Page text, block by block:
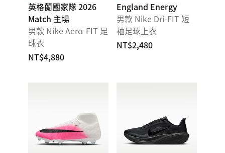
英格蘭國家隊 2026
Match 主場
男款 Nike Aero-FIT 足
球衣
NT$4,880
England Energy
男款 Nike Dri-FIT 短
袖足球上衣
NT$2,480